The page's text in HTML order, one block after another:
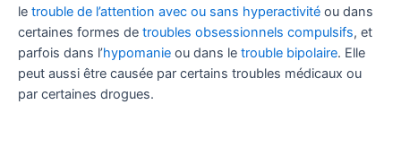
le trouble de l’attention avec ou sans hyperactivité ou dans
certaines formes de troubles obsessionnels compulsifs, et
parfois dans l’hypomanie ou dans le trouble bipolaire. Elle
peut aussi être causée par certains troubles médicaux ou
par certaines drogues.